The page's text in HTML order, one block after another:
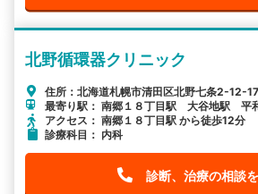
北野循環器クリニック
住所：北海道札幌市清田区北野七条2-12-17
最寄り駅： 南郷１８丁目駅 大谷地駅 平
アクセス： 南郷１８丁目駅 から徒歩12分
診療科目： 内科
診断、治療の相談